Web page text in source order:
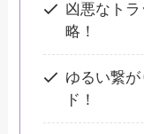
凶悪なト
略！
ゆるい繋
ド！